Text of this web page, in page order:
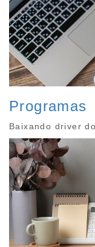
Programas
Baixando driver